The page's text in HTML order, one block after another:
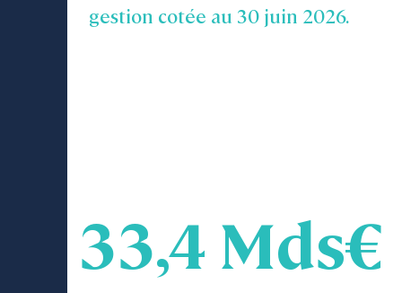
gestion cotée au 30 juin 2026.
33,4 Mds€